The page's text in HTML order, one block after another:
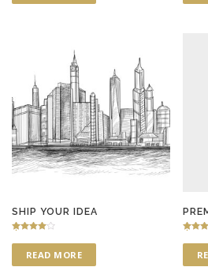
SHIP YOUR IDEA
4.50
out of 5READ MORE
4.00
out of 5